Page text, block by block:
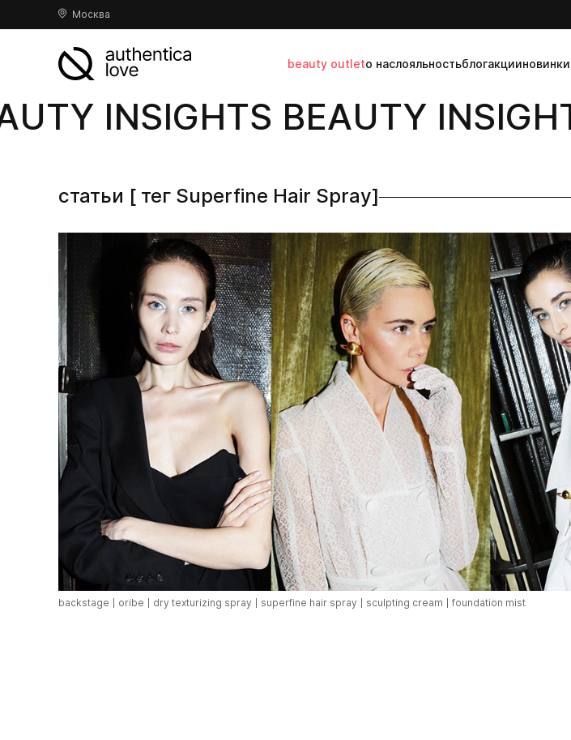
Москва
beauty outletо наслояльностьблогакцииновинки
INSIGHTS BEAUTY
статьи [ тег Superfine Hair Spray]
backstage oribe dry texturizing spray superfine hair spray sculpting cream foundation mist